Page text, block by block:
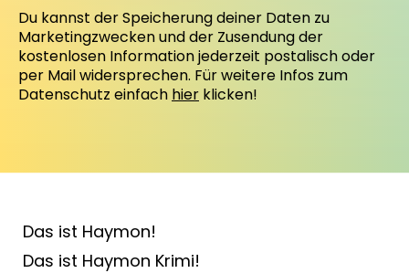
Du kannst der Speicherung deiner Daten zu
Marketingzwecken und der Zusendung der
kostenlosen Information jederzeit postalisch oder
per Mail widersprechen. Für weitere Infos zum
Datenschutz einfach hier klicken!
Das ist Haymon!
Das ist Haymon Krimi!